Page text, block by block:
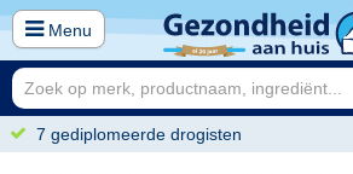
Menu
7 gediplomeerde drogisten